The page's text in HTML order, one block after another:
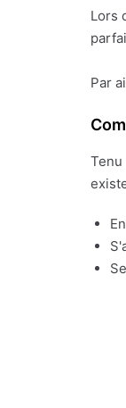
Lors
Par
Tenu